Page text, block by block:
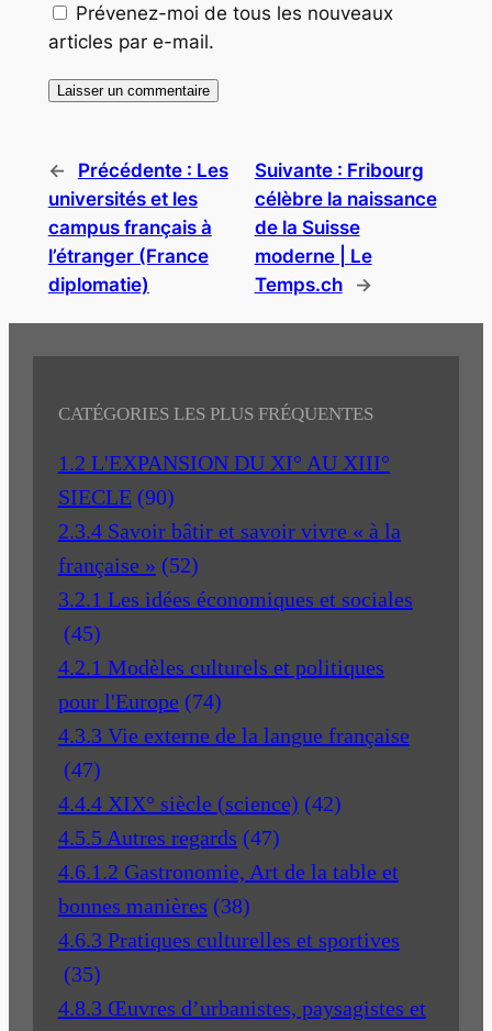
Prévenez-moi de tous les nouveaux
articles par e-mail.
← Précédente : Les
universités et les
campus français à
l’étranger (France
diplomatie)
Suivante : Fribourg
célèbre la naissance
de la Suisse
moderne | Le
Temps.ch
→
CATÉGORIES LES PLUS FRÉQUENTES
1.2 L'EXPANSION DU XI° AU XIII°
SIECLE (90)
2.3.4 Savoir bâtir et savoir vivre « à la
française » (52)
3.2.1 Les idées économiques et sociales
(45)
4.2.1 Modèles culturels et politiques
pour l'Europe (74)
4.3.3 Vie externe de la langue française
(47)
4.4.4 XIX° siècle (science) (42)
4.5.5 Autres regards (47)
4.6.1.2 Gastronomie, Art de la table et
bonnes manières (38)
4.6.3 Pratiques culturelles et sportives
(35)
4.8.3 Œuvres d’urbanistes, paysagistes et